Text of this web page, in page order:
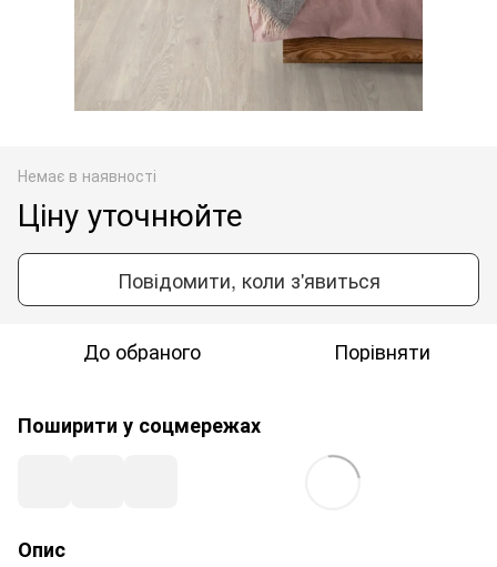
Немає в наявності
Ціну уточнюйте
Повідомити, коли з'явиться
До обраного Порівняти
Поширити у соцмережах
Опис